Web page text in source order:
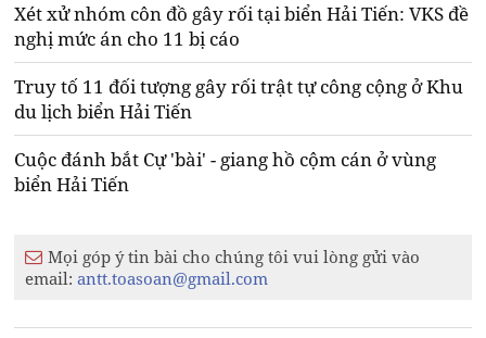
Xét xử nhóm côn đồ gây rối tại biển Hải Tiến: VKS đề
nghị mức án cho 11 bị cáo
Truy tố 11 đối tượng gây rối trật tự công cộng ở Khu
du lịch biển Hải Tiến
Cuộc đánh bắt Cự 'bài' - giang hồ cộm cán ở vùng
biển Hải Tiến
Mọi góp ý tin bài cho chúng tôi vui lòng gửi vào
email:antt.toasoan@gmail.com